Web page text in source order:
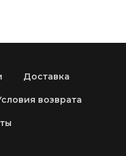
Доставка
возврата